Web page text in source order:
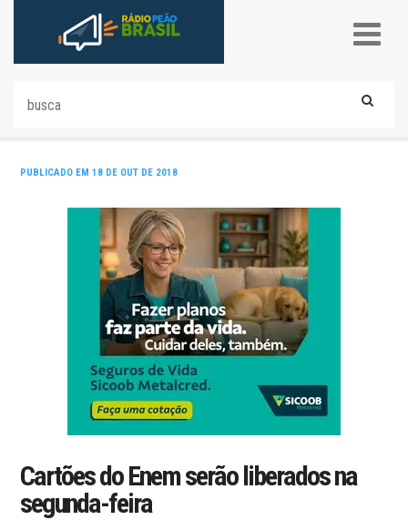
PUBLICADO EM 18 DE OUT DE 2018
Cartões do Enem serão liberados na
segunda-feira